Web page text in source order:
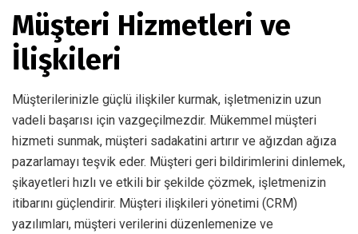
Müşteri Hizmetleri ve
İlişkileri
Müşterilerinizle güçlü ilişkiler kurmak, işletmenizin uzun
vadeli başarısı için vazgeçilmezdir. Mükemmel müşteri
hizmeti sunmak, müşteri sadakatini artırır ve ağızdan ağıza
pazarlamayı teşvik eder. Müşteri geri bildirimlerini dinlemek,
şikayetleri hızlı ve etkili bir şekilde çözmek, işletmenizin
itibarını güçlendirir. Müşteri ilişkileri yönetimi (CRM)
yazılımları, müşteri verilerini düzenlemenize ve